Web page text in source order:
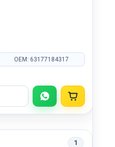
OEM: 63177184317
1